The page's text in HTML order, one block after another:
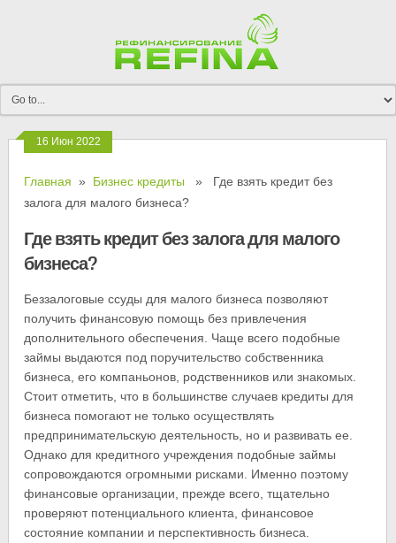
16 Июн 2022
Главная » Бизнес кредиты » Где взять кредит без
залога для малого бизнеса?
Где взять кредит без залога для малого
бизнеса?
Беззалоговые ссуды для малого бизнеса позволяют
получить финансовую помощь без привлечения
дополнительного обеспечения. Чаще всего подобные
займы выдаются под поручительство собственника
бизнеса, его компаньонов, родственников или знакомых.
Стоит отметить, что в большинстве случаев кредиты для
бизнеса помогают не только осуществлять
предпринимательскую деятельность, но и развивать ее.
Однако для кредитного учреждения подобные займы
сопровождаются огромными рисками. Именно поэтому
финансовые организации, прежде всего, тщательно
проверяют потенциального клиента, финансовое
состояние компании и перспективность бизнеса.